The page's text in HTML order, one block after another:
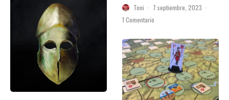
Toni · 7 septiembre, 2023 ·
1 Comentario